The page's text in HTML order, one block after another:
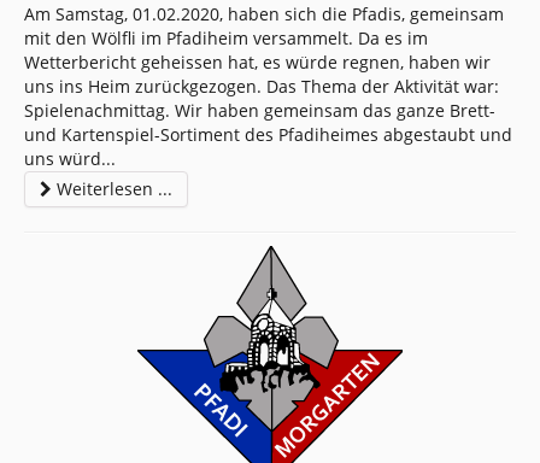
Am Samstag, 01.02.2020, haben sich die Pfadis, gemeinsam
mit den Wölfli im Pfadiheim versammelt. Da es im
Wetterbericht geheissen hat, es würde regnen, haben wir
uns ins Heim zurückgezogen. Das Thema der Aktivität war:
Spielenachmittag. Wir haben gemeinsam das ganze Brett-
und Kartenspiel-Sortiment des Pfadiheimes abgestaubt und
uns würd...
Weiterlesen ...